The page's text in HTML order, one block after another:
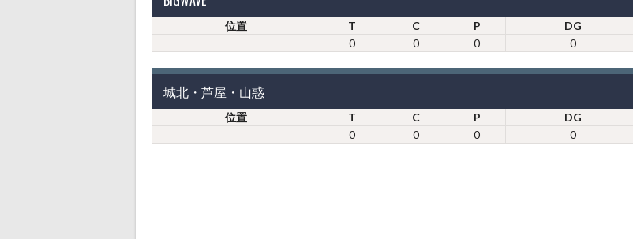
位置 T C P
DG
0
0 0 0
城北・芦屋・山惑
位置 T C P
DG
0
0 0 0